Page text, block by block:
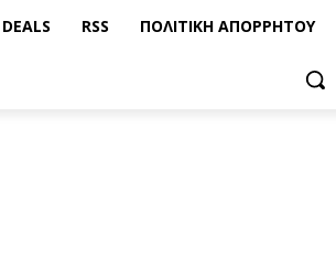
DEALS RSS ΠΟΛΙΤΙΚΉ ΑΠΟΡΡΉΤΟΥ